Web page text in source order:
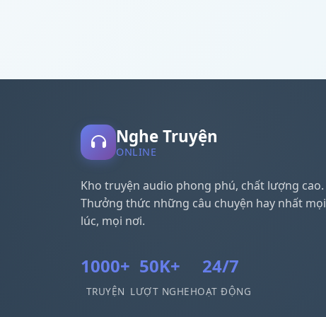
Nghe Truyện
ONLINE
Kho truyện audio phong phú, chất lượng cao.
Thưởng thức những câu chuyện hay nhất mọi
lúc, mọi nơi.
1000+
TRUYỆN
50K+
LƯỢT NGHE
24/7
HOẠT ĐỘNG